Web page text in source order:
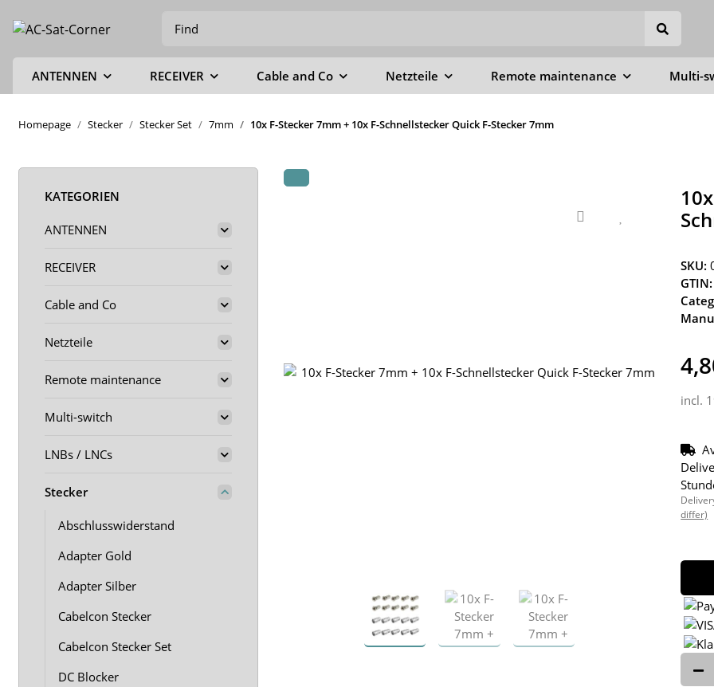
ANTENNEN RECEIVER Cable and Co Netzteile Remote maintenance Multi-
Homepage Stecker Stecker Set 7mm 10x F-Stecker 7mm + 10x F-Schnellstecker Quick F-Stecker 7mm
SKU:
GTIN:
incl.
differ)
KATEGORIEN
ANTENNEN
RECEIVER
Cable and Co
Netzteile
Remote maintenance
Multi-switch
LNBs / LNCs
Stecker
Abschlusswiderstand
Adapter Gold
Adapter Silber
Cabelcon Stecker
Cabelcon Stecker Set
DC Blocker